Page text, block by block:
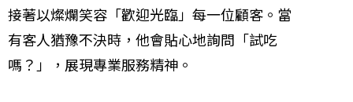
接著以燦爛笑容「歡迎光臨」每一位顧客。當
有客人猶豫不決時，他會貼心地詢問「試吃
嗎？」，展現專業服務精神。